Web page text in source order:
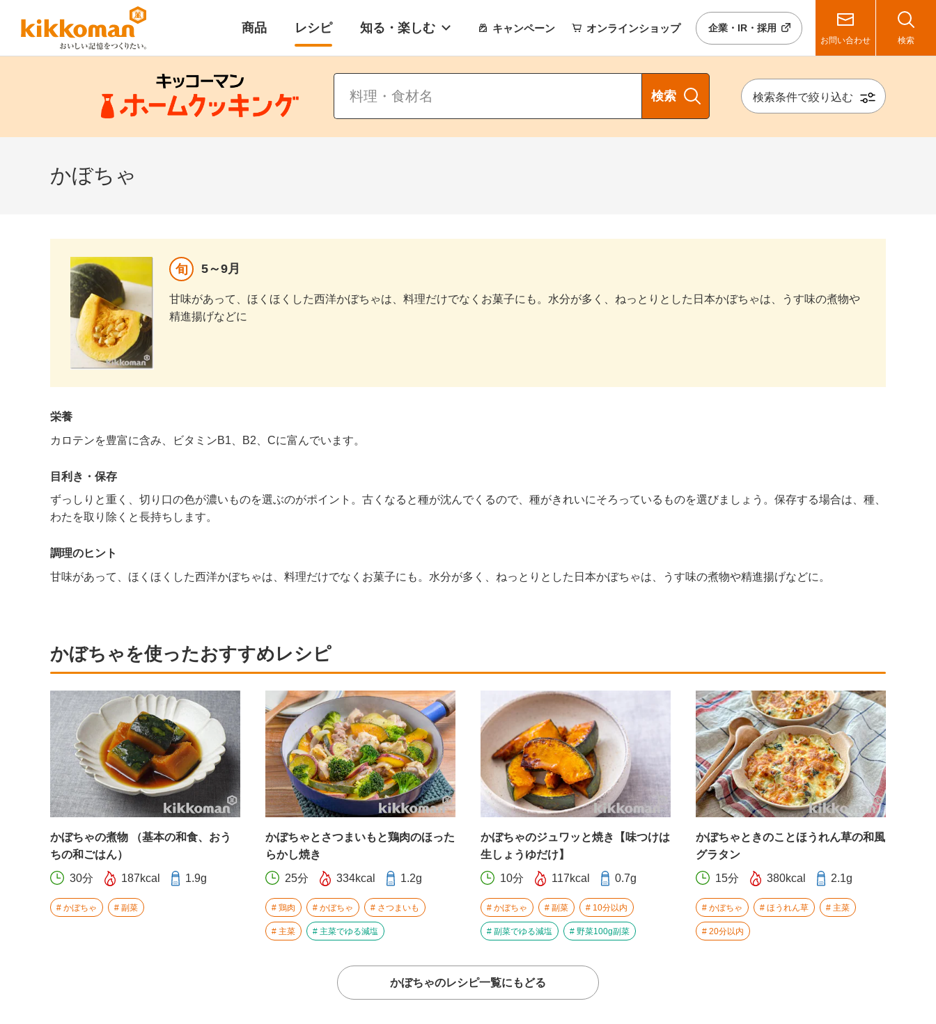
商品 レシピ 知る・楽しむ キャンペーン オンラインショップ 企業・IR・採用
お問い合わせ 検索
検索 検索条件で絞り込む
かぼちゃ
旬 5～9月
甘味があって、ほくほくした西洋かぼちゃは、料理だけでなくお菓子にも。水分が多く、ねっとりとした日本かぼちゃは、うす味の煮物や
精進揚げなどに
栄養
カロテンを豊富に含み、ビタミンB1、B2、Cに富んでいます。
目利き・保存
ずっしりと重く、切り口の色が濃いものを選ぶのがポイント。古くなると種が沈んでくるので、種がきれいにそろっているものを選びましょう。保存する場合は、種、
わたを取り除くと長持ちします。
調理のヒント
甘味があって、ほくほくした西洋かぼちゃは、料理だけでなくお菓子にも。水分が多く、ねっとりとした日本かぼちゃは、うす味の煮物や精進揚げなどに。
かぼちゃを使ったおすすめレシピ
かぼちゃの煮物 （基本の和食、おう
ちの和ごはん）
30分 187kcal 1.9g
かぼちゃ 副菜
かぼちゃとさつまいもと鶏肉のほった
らかし焼き
25分 334kcal 1.2g
鶏肉 かぼちゃ さつまいも
主菜 主菜でゆる減塩
かぼちゃのジュワッと焼き【味つけは
生しょうゆだけ】
10分 117kcal 0.7g
かぼちゃ 副菜 10分以内
副菜でゆる減塩 野菜100g副菜
かぼちゃときのことほうれん草の和風
グラタン
15分 380kcal 2.1g
かぼちゃ ほうれん草 主菜
20分以内
かぼちゃのレシピ一覧にもどる